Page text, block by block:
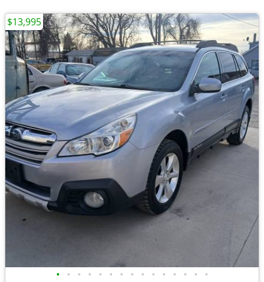
• • • • • • • • • • • • • • •
$13,995